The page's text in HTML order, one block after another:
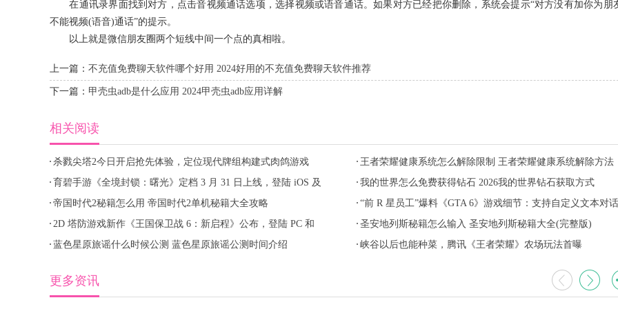
在通讯录界面找到对方，点击音视频通话选项，选择视频或语音通话。如果对方已经把你删除，系统会提示“对方没有加你为朋
不能视频(语音)通话”的提示。
以上就是微信朋友圈两个短线中间一个点的真相啦。
上一篇： 不充值免费聊天软件哪个好用 2024好用的不充值免费聊天软件推荐
下一篇： 甲壳虫adb是什么应用 2024甲壳虫adb应用详解
相关阅读
杀戮尖塔2今日开启抢先体验，定位现代牌组构建式肉鸽游戏
王者荣耀健康系统怎么解除限制 王者荣耀健康系统解除方法
2026
育碧手游《全境封锁：曙光》定档 3 月 31 日上线，登陆 iOS 及
安卓平台
我的世界怎么免费获得钻石 2026我的世界钻石获取方式
帝国时代2秘籍怎么用 帝国时代2单机秘籍大全攻略
“前 R 星员工”爆料《GTA 6》游戏细节：支持自定义文本对话
NPC
2D 塔防游戏新作《王国保卫战 6：新启程》公布，登陆 PC 和
手机
圣安地列斯秘籍怎么输入 圣安地列斯秘籍大全(完整版)
蓝色星原旅谣什么时候公测 蓝色星原旅谣公测时间介绍
峡谷以后也能种菜，腾讯《王者荣耀》农场玩法首曝
更多资讯